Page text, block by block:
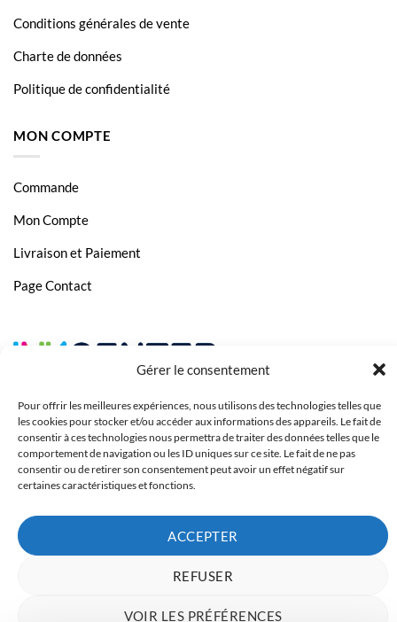
Gérer le consentement
Pour offrir les meilleures expériences, nous utilisons des technologies telles que
les cookies pour stocker et/ou accéder aux informations des appareils. Le fait de
consentir à ces technologies nous permettra de traiter des données telles que le
comportement de navigation ou les ID uniques sur ce site. Le fait de ne pas
consentir ou de retirer son consentement peut avoir un effet négatif sur
certaines caractéristiques et fonctions.
ACCEPTER
REFUSER
VOIR LES PRÉFÉRENCES
Conditions générales de vente
Charte de données
Politique de confidentialité
MON COMPTE
Commande
Mon Compte
Livraison et Paiement
Page Contact
Copyright 2023 © Inkcenter - Webdesign by